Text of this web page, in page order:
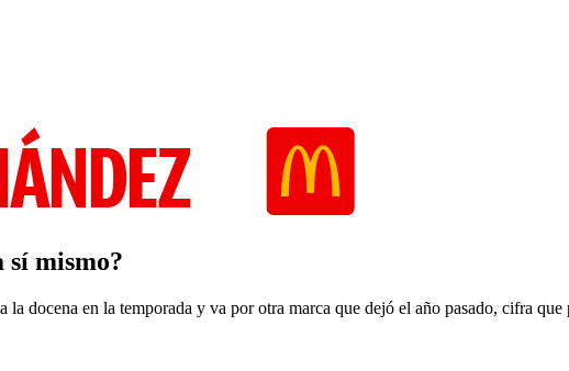
sí mismo?
docena en la temporada y va por otra marca que dejó el año pasado, cifra